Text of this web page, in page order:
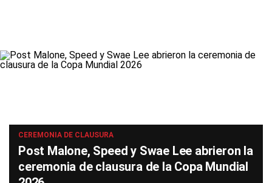
CEREMONIA DE CLAUSURA
Post Malone, Speed y Swae Lee abrieron la
ceremonia de clausura de la Copa Mundial